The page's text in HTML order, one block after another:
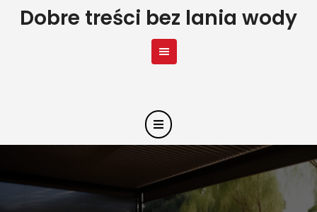
SkipDobre treści bez lania wody